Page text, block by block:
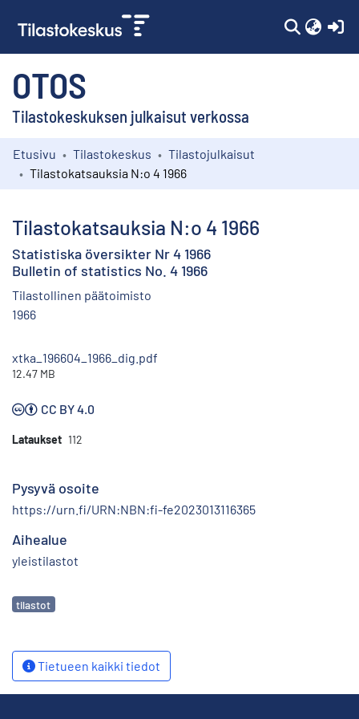
OTOS
Tilastokeskuksen julkaisut verkossa
Kokoelmat
Etusivu Tilastokeskus
Tilastojulkaisut
Tilastokatsauksia N:o 4 1966
Tilastokatsauksia N:o 4 1966
Statistiska översikter Nr 4 1966
Bulletin of statistics No. 4 1966
Tilastollinen päätoimisto
1966
xtka_196604_1966_dig.pdf
12.47 MB
CC BY 4.0
Lataukset 112
Pysyvä osoite
https://urn.fi/URN:NBN:fi-fe2023013116365
Aihealue
yleistilastot
Avainsanat
tilastot
Tietueen kaikki tiedot